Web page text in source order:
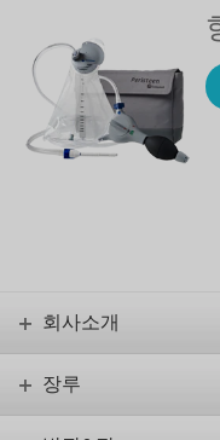
회사소개
장루